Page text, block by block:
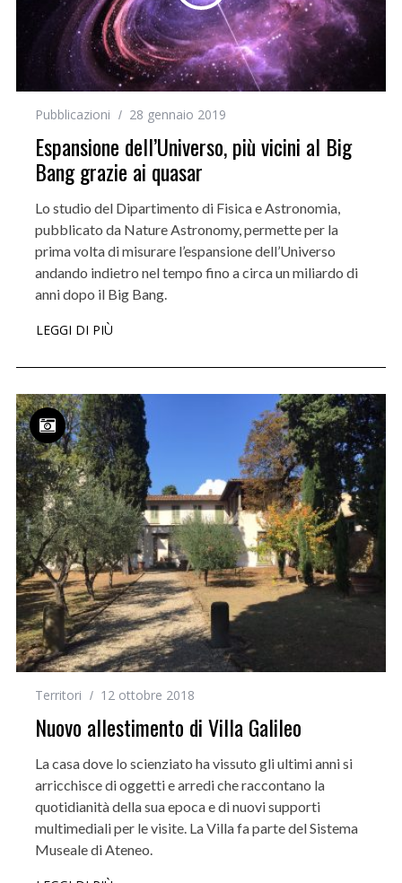
Pubblicazioni 28 gennaio 2019
Espansione dell’Universo, più vicini al Big
Bang grazie ai quasar
Lo studio del Dipartimento di Fisica e Astronomia,
pubblicato da Nature Astronomy, permette per la
prima volta di misurare l’espansione dell’Universo
andando indietro nel tempo fino a circa un miliardo di
anni dopo il Big Bang.
LEGGI DI PIÙ
Territori 12 ottobre 2018
Nuovo allestimento di Villa Galileo
La casa dove lo scienziato ha vissuto gli ultimi anni si
arricchisce di oggetti e arredi che raccontano la
quotidianità della sua epoca e di nuovi supporti
multimediali per le visite. La Villa fa parte del Sistema
Museale di Ateneo.